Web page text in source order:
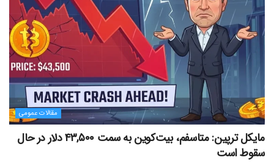
مقالات عمومی
مایکل ترپین: متاسفم، بیت‌کوین به سمت ۴۳,۵۰۰ دلار در حال
سقوط است